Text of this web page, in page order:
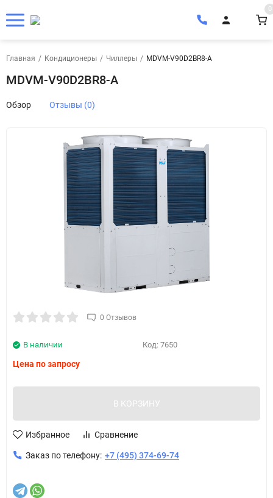
0
Главная / Кондиционеры / Чиллеры / MDVM-V90D2BR8-A
MDVM-V90D2BR8-A
Обзор Отзывы (0)
0 Отзывов
Код: 7650
В наличии
Цена по запросу
В КОРЗИНУ
Избранное Сравнение
Заказ по телефону: +7 (495) 374-69-74